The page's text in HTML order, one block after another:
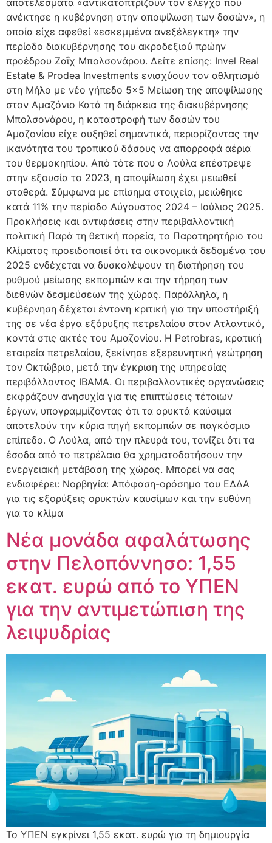
ανέκτησε η κυβέρνηση στην αποψίλωση των δασών», η
οποία είχε αφεθεί «εσκεμμένα ανεξέλεγκτη» την
περίοδο διακυβέρνησης του ακροδεξιού πρώην
προέδρου Ζαΐχ Μπολσονάρου. Δείτε επίσης: Invel Real
Estate & Prodea Investments ενισχύουν τον αθλητισμό
στη Μήλο με νέο γήπεδο 5×5 Μείωση της αποψίλωσης
στον Αμαζόνιο Κατά τη διάρκεια της διακυβέρνησης
Μπολσονάρου, η καταστροφή των δασών του
Αμαζονίου είχε αυξηθεί σημαντικά, περιορίζοντας την
ικανότητα του τροπικού δάσους να απορροφά αέρια
του θερμοκηπίου. Από τότε που ο Λούλα επέστρεψε
στην εξουσία το 2023, η αποψίλωση έχει μειωθεί
σταθερά. Σύμφωνα με επίσημα στοιχεία, μειώθηκε
κατά 11% την περίοδο Αύγουστος 2024 – Ιούλιος 2025.
Προκλήσεις και αντιφάσεις στην περιβαλλοντική
πολιτική Παρά τη θετική πορεία, το Παρατηρητήριο του
Κλίματος προειδοποιεί ότι τα οικονομικά δεδομένα του
2025 ενδέχεται να δυσκολέψουν τη διατήρηση του
ρυθμού μείωσης εκπομπών και την τήρηση των
διεθνών δεσμεύσεων της χώρας. Παράλληλα, η
κυβέρνηση δέχεται έντονη κριτική για την υποστήριξή
της σε νέα έργα εξόρυξης πετρελαίου στον Ατλαντικό,
κοντά στις ακτές του Αμαζονίου. Η Petrobras, κρατική
εταιρεία πετρελαίου, ξεκίνησε εξερευνητική γεώτρηση
τον Οκτώβριο, μετά την έγκριση της υπηρεσίας
περιβάλλοντος IBAMA. Οι περιβαλλοντικές οργανώσεις
εκφράζουν ανησυχία για τις επιπτώσεις τέτοιων
έργων, υπογραμμίζοντας ότι τα ορυκτά καύσιμα
αποτελούν την κύρια πηγή εκπομπών σε παγκόσμιο
επίπεδο. Ο Λούλα, από την πλευρά του, τονίζει ότι τα
έσοδα από το πετρέλαιο θα χρηματοδοτήσουν την
ενεργειακή μετάβαση της χώρας. Μπορεί να σας
ενδιαφέρει: Νορβηγία: Απόφαση-ορόσημο του ΕΔΔΑ
για τις εξορύξεις ορυκτών καυσίμων και την ευθύνη
για το κλίμα
Νέα μονάδα αφαλάτωσης
στην Πελοπόννησο: 1,55
εκατ. ευρώ από το ΥΠΕΝ
για την αντιμετώπιση της
λειψυδρίας
Το ΥΠΕΝ εγκρίνει 1,55 εκατ. ευρώ για τη δημιουργία